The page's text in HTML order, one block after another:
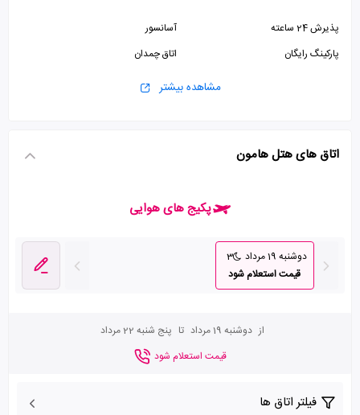
پذیرش 24 ساعته
آسانسور
پارکینگ رایگان
اتاق چمدان
مشاهده بیشتر
اتاق های هتل هامون
پکیج های هوایی
دوشنبه 19 مرداد
3
قیمت استعلام شود
از دوشنبه 19 مرداد تا پنج شنبه 22 مرداد
قیمت استعلام شود
فیلتر اتاق ها